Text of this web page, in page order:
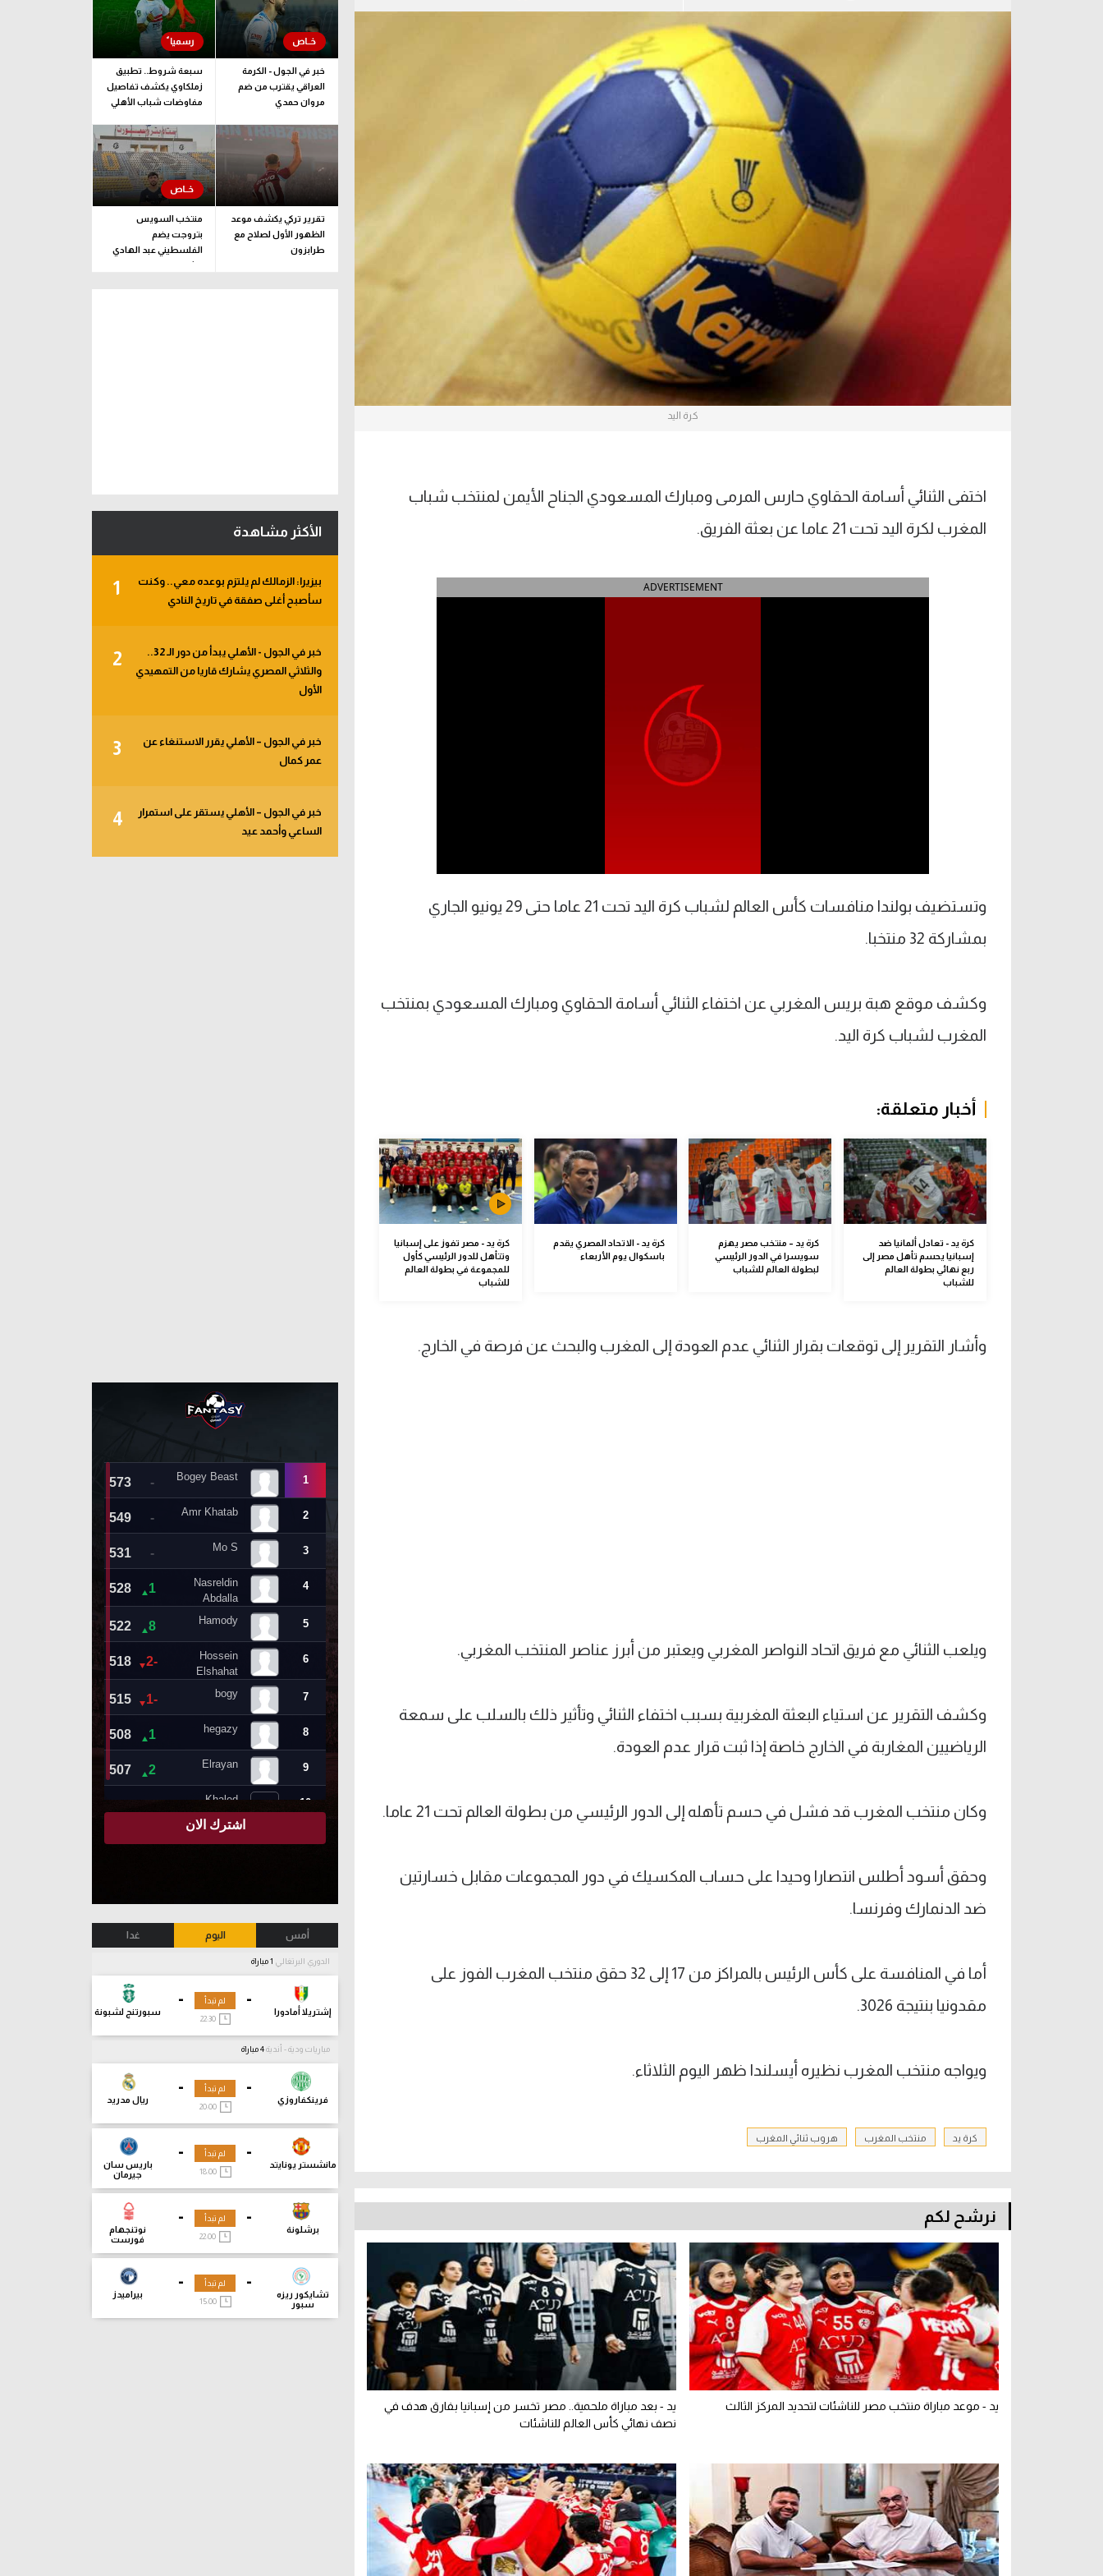
الدوري السعودي للمحترفين
دوري أبطال أوروبا
دوري أبطال إفريقيا
كل البطولات
رياضات أخرى
آسيا
كرة اليد
اختفى الثنائي أسامة الحقاوي حارس المرمى ومبارك المسعودي الجناح الأيمن لمنتخب شباب
المغرب لكرة اليد تحت 21 عاما عن بعثة الفريق.
ADVERTISEMENT
وتستضيف بولندا منافسات كأس العالم لشباب كرة اليد تحت 21 عاما حتى 29 يونيو الجاري
بمشاركة 32 منتخبا.
وكشف موقع هبة بريس المغربي عن اختفاء الثنائي أسامة الحقاوي ومبارك المسعودي بمنتخب
المغرب لشباب كرة اليد.
أخبار متعلقة:
كرة يد - تعادل ألمانيا ضد
إسبانيا يحسم تأهل مصر إلى
ربع نهائي بطولة العالم
للشباب
كرة يد – منتخب مصر يهزم
سويسرا في الدور الرئيسي
لبطولة العالم للشباب
كرة يد - الاتحاد المصري يقدم
باسكوال يوم الأربعاء
كرة يد - مصر تفوز على إسبانيا
وتتأهل للدور الرئيسي كأول
للمجموعة في بطولة العالم
للشباب
وأشار التقرير إلى توقعات بقرار الثنائي عدم العودة إلى المغرب والبحث عن فرصة في الخارج.
ويلعب الثنائي مع فريق اتحاد النواصر المغربي ويعتبر من أبرز عناصر المنتخب المغربي.
وكشف التقرير عن استياء البعثة المغربية بسبب اختفاء الثنائي وتأثير ذلك بالسلب على سمعة
الرياضيين المغاربة في الخارج خاصة إذا ثبت قرار عدم العودة.
وكان منتخب المغرب قد فشل في حسم تأهله إلى الدور الرئيسي من بطولة العالم تحت 21 عاما.
وحقق أسود أطلس انتصارا وحيدا على حساب المكسيك في دور المجموعات مقابل خسارتين
ضد الدنمارك وفرنسا.
أما في المنافسة على كأس الرئيس بالمراكز من 17 إلى 32 حقق منتخب المغرب الفوز على
مقدونيا بنتيجة 3026.
ويواجه منتخب المغرب نظيره أيسلندا ظهر اليوم الثلاثاء.
كرة يد منتخب المغرب هروب ثنائي المغرب
نرشح لكم
يد - موعد مباراة منتخب مصر للناشئات لتحديد المركز الثالث
يد - بعد مباراة ملحمية.. مصر تخسر من إسبانيا بفارق هدف في
نصف نهائي كأس العالم للناشئات
خبر في الجول - الكرمة
العراقي يقترب من ضم
مروان حمدي
سبعة شروط.. تطبيق
زملكاوي يكشف تفاصيل
مفاوضات شباب الأهلي
تقرير تركي يكشف موعد
الظهور الأول لصلاح مع
طرابزون
منتخب السويس
بتروجت يضم
الفلسطيني عبد الهادي
راشد
الأكثر مشاهدة
1
بيزيرا: الزمالك لم يلتزم بوعده معي.. وكنت
سأصبح أغلى صفقة في تاريخ النادي
2
خبر في الجول - الأهلي يبدأ من دور الـ 32..
والثلاثي المصري يشارك قاريا من التمهيدي
الأول
3
خبر في الجول – الأهلي يقرر الاستنغاء عن
عمر كمال
4
خبر في الجول – الأهلي يستقر على استمرار
الساعي وأحمد عيد
أمس اليوم غدا
الدوري البرتغالي
-
إشتريلا أمادورا
-
سبورتنج لشبونة
لم تبدأ
22:30
مباريات ودية - أندية
-
فرينكفاروزي
-
ريال مدريد
لم تبدأ
20:00
-
مانشستر يونايتد
-
باريس سان
جيرمان
لم تبدأ
18:00
-
برشلونة
-
نوتنجهام
فورست
لم تبدأ
-
تشايكور ريزه
سبور
-
بيراميدز
لم تبدأ
15:00